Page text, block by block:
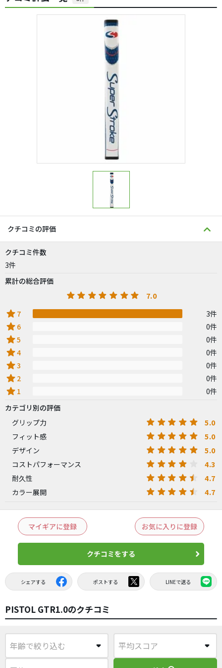
クチコミの評価
クチコミ件数
3件
累計の総合評価
7.0
star 7 3件
star 6 0件
star5 0件
star4 0件
star3 0件
star 2 0件
star 1
0件
カテゴリ別の評価
グリップ力
5.0
フィット感 5.0
デザイン 5.0
コストパフォーマンス 4.3
耐久性 4.7
カラー展開 4.7
マイギアに登録 お気に入りに登録
クチコミをする
シェアする ポストする LINEで送る
PISTOL GTR1.0のクチコミ